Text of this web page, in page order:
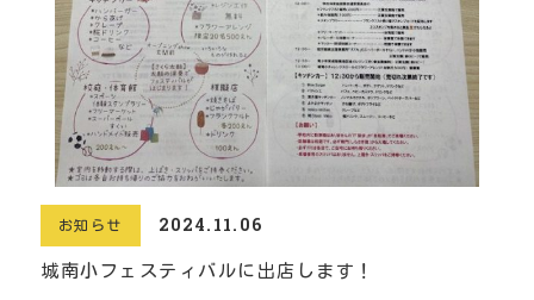
お知らせ 2024.11.06
城南小フェスティバルに出店します！